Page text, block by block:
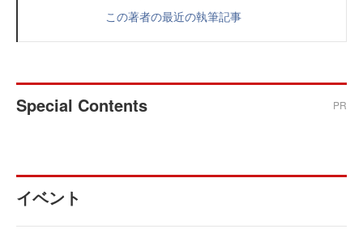
この著者の最近の執筆記事
Special Contents PR
イベント